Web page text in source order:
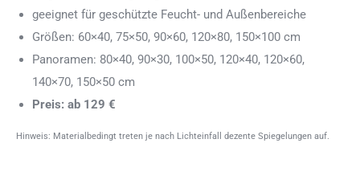
geeignet für geschützte Feucht- und Außenbereiche
Größen: 60×40, 75×50, 90×60, 120×80, 150×100 cm
Panoramen: 80×40, 90×30, 100×50, 120×40, 120×60,
140×70, 150×50 cm
Preis: ab 129 €
Hinweis: Materialbedingt treten je nach Lichteinfall dezente Spiegelungen auf.